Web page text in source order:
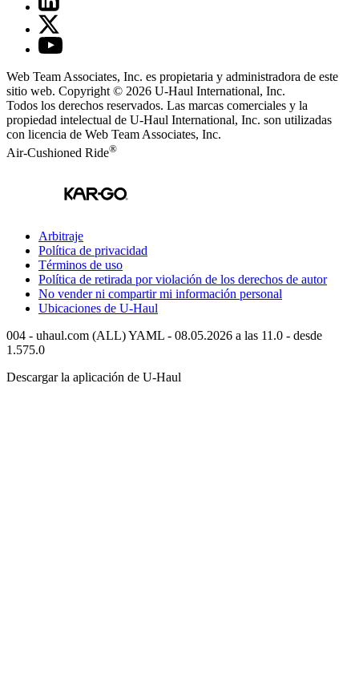
Web Team Associates, Inc. es propietaria y administradora de este
sitio web. Copyright © 2026 U-Haul International, Inc.
Todos los derechos reservados. Las marcas comerciales y la
propiedad intelectual de U-Haul International, Inc. son utilizadas
con licencia de Web Team Associates, Inc.
Air-Cushioned Ride®
Arbitraje
Política de privacidad
Términos de uso
Política de retirada por violación de los derechos de autor
No vender ni compartir mi información personal
Ubicaciones de U-Haul
004 - uhaul.com (ALL) YAML - 08.05.2026 a las 11.0 - desde
1.575.0
Descargar la aplicación de U-Haul